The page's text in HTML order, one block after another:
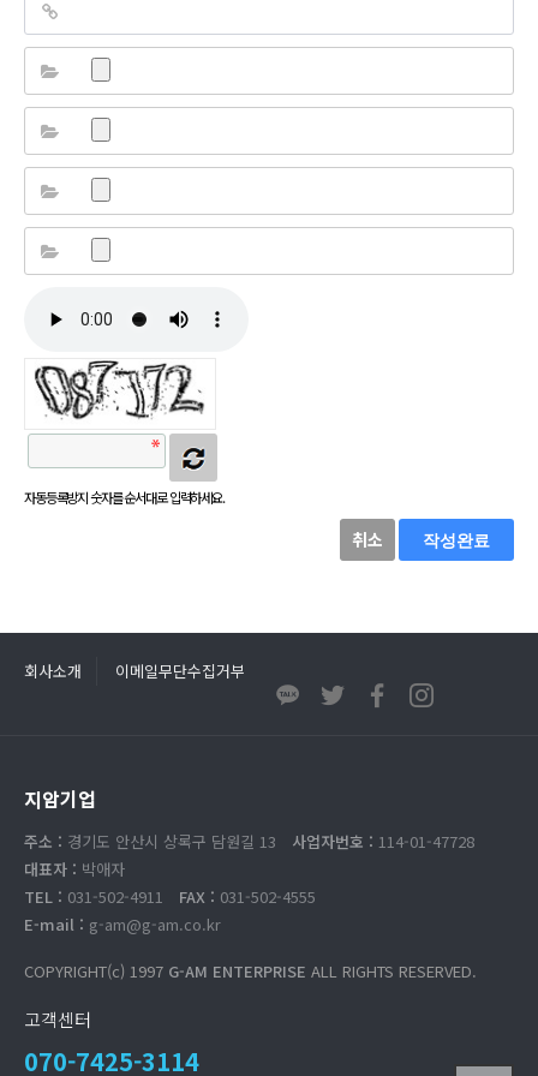
자동등록방지 숫자를 순서대로 입력하세요.
취소 작성완료
회사소개 이메일무단수집거부
지암기업
주소 : 경기도 안산시 상록구 담원길 13 사업자번호 : 114-01-47728
대표자 : 박애자
TEL : 031-502-4911 FAX : 031-502-4555
E-mail : g-am@g-am.co.kr
COPYRIGHT(c) 1997 G-AM ENTERPRISE ALL RIGHTS RESERVED.
고객센터
070-7425-3114